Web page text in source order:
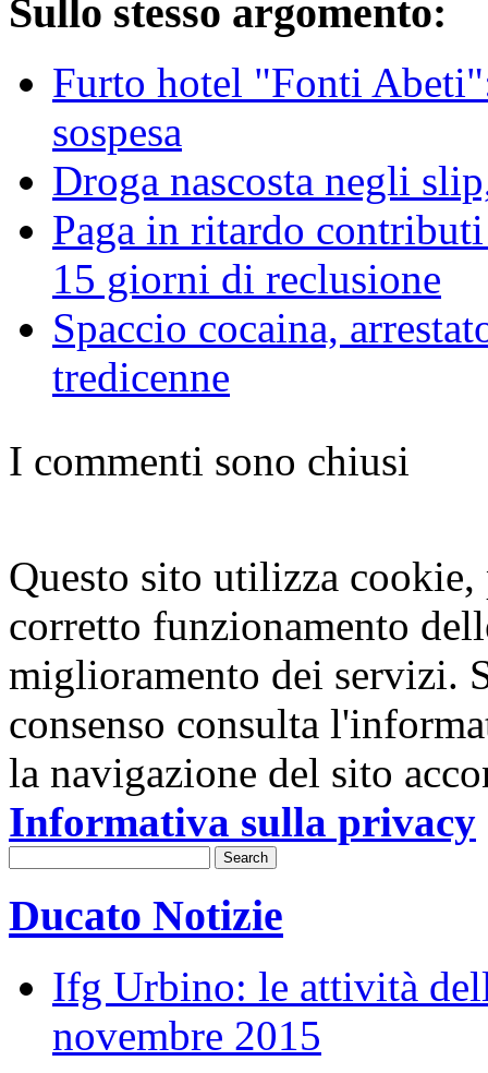
Sullo stesso argomento:
Furto hotel "Fonti
sospesa
Droga nascosta negli
Paga in ritardo
15 giorni di reclusione
Spaccio cocaina,
tredicenne
I commenti sono chiusi
Questo sito utilizza
corretto funzionamento
miglioramento dei servizi.
consenso consulta
la navigazione del sito
Informativa sulla privacy
Ducato Notizie
Ifg Urbino: le attività
novembre 2015